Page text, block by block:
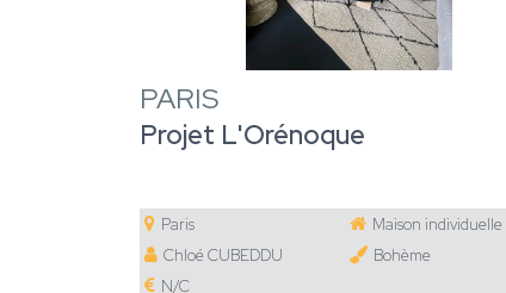
PARIS
Projet L'Orénoque
Paris
Maison individuelle
Chloé CUBEDDU
Bohème
N/C